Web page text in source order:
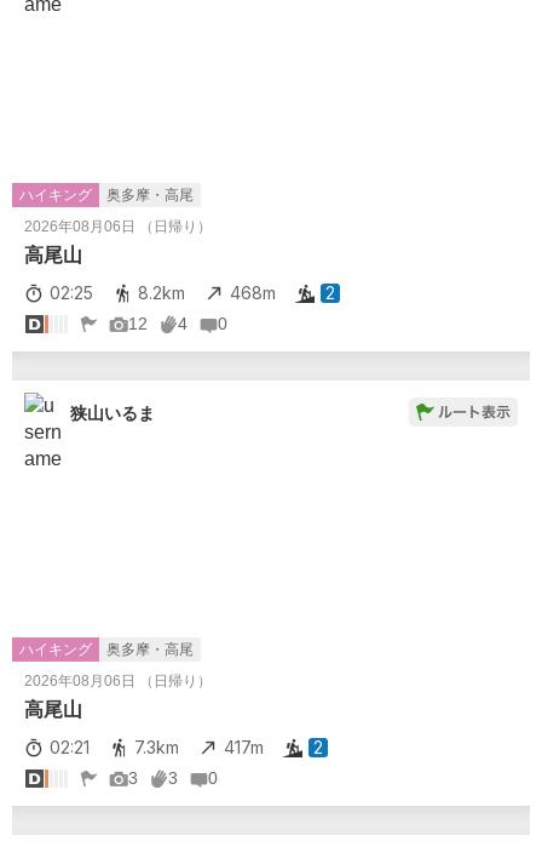
ハイキング
奥多摩・高尾
2026年08月06日 （日帰り）
高尾山
02:25
8.2km 468m 2
12 4 0
狭山いるま
ハイキング
奥多摩・高尾
2026年08月06日 （日帰り）
高尾山
02:21
7.3km 417m 2
3 3 0